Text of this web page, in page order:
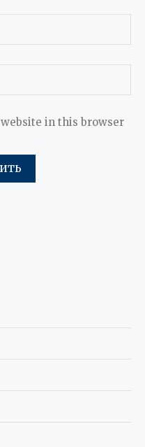
in this browser